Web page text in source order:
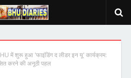
में शुरू हुआ 'फाइंडिंग द लीडर इन यू' कार्यक्रम:
करने की अनूठी पहल